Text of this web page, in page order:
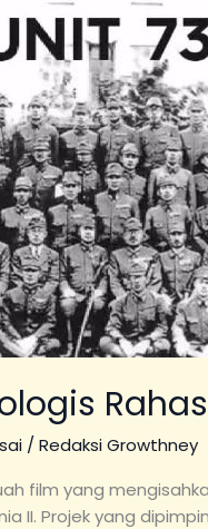
/Redaksi Growthney
film yang
II. Projek yang